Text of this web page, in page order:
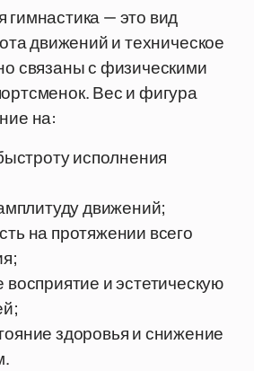
гимнастика — это вид
движений и техническое
связаны с физическими
Вес и фигура
на:
исполнения
движений;
на протяжении всего
и эстетическую
здоровья и снижение